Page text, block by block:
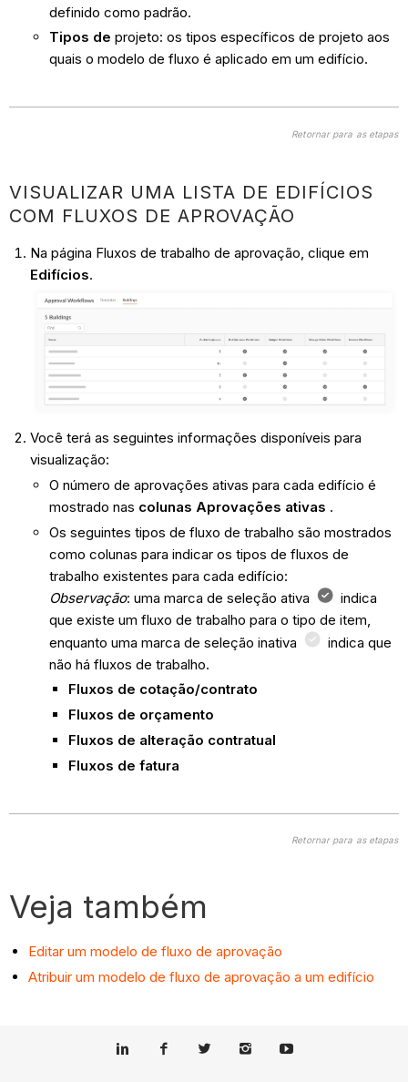
definido como padrão.
Tipos de projeto: os tipos específicos de projeto aos
quais o modelo de fluxo é aplicado em um edifício.
Retornar para as etapas
VISUALIZAR UMA LISTA DE EDIFÍCIOS
COM FLUXOS DE APROVAÇÃO
Na página Fluxos de trabalho de aprovação, clique em
Edifícios.
Você terá as seguintes informações disponíveis para
visualização:
O número de aprovações ativas para cada edifício é
mostrado nas colunas Aprovações ativas .
Os seguintes tipos de fluxo de trabalho são mostrados
como colunas para indicar os tipos de fluxos de
trabalho existentes para cada edifício:
Observação: uma marca de seleção ativa
indica
que existe um fluxo de trabalho para o tipo de item,
enquanto uma marca de seleção inativa
indica que
não há fluxos de trabalho.
Fluxos de cotação/contrato
Fluxos de orçamento
Fluxos de alteração contratual
Fluxos de fatura
Retornar para as etapas
Veja também
Editar um modelo de fluxo de aprovação
Atribuir um modelo de fluxo de aprovação a um edifício